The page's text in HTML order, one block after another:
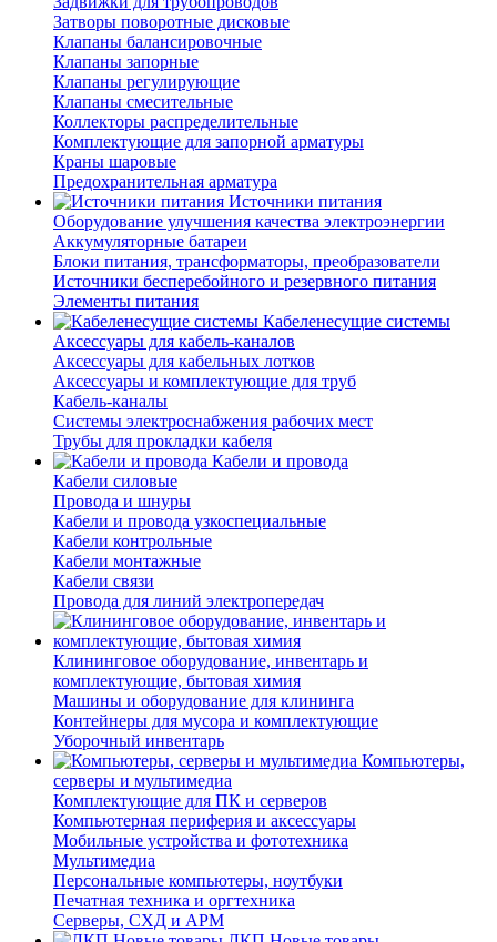
Затворы поворотные дисковые
Клапаны балансировочные
Клапаны запорные
Клапаны регулирующие
Клапаны смесительные
Коллекторы распределительные
Комплектующие для запорной арматуры
Краны шаровые
Предохранительная арматура
Источники питания
Оборудование улучшения качества электроэнергии
Аккумуляторные батареи
Блоки питания, трансформаторы, преобразователи
Источники бесперебойного и резервного питания
Элементы питания
Кабеленесущие системы
Аксессуары для кабель-каналов
Аксессуары для кабельных лотков
Аксессуары и комплектующие для труб
Кабель-каналы
Системы электроснабжения рабочих мест
Трубы для прокладки кабеля
Кабели и провода
Кабели силовые
Провода и шнуры
Кабели и провода узкоспециальные
Кабели контрольные
Кабели монтажные
Кабели связи
Провода для линий электропередач
Клининговое оборудование, инвентарь и
комплектующие, бытовая химия
Машины и оборудование для клининга
Контейнеры для мусора и комплектующие
Уборочный инвентарь
Компьютеры,
серверы и мультимедиа
Комплектующие для ПК и серверов
Компьютерная периферия и аксессуары
Мобильные устройства и фототехника
Мультимедиа
Персональные компьютеры, ноутбуки
Печатная техника и оргтехника
Серверы, СХД и АРМ